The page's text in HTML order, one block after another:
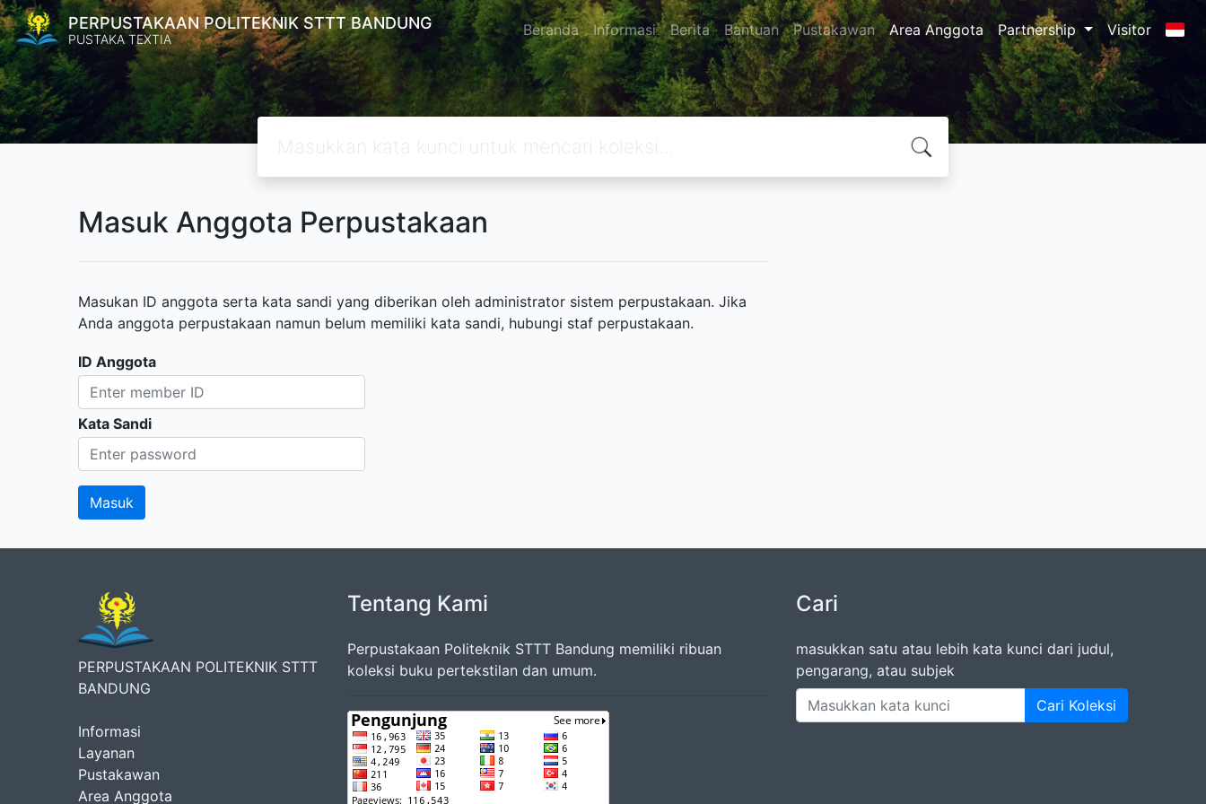
PERPUSTAKAAN POLITEKNIK STTT BANDUNG
PUSTAKA TEXTIA Beranda Informasi Berita Bantuan Pustakawan Area Anggota Partnership Visitor
Masuk Anggota Perpustakaan
Masukan ID anggota serta kata sandi yang diberikan oleh administrator sistem perpustakaan. Jika
Anda anggota perpustakaan namun belum memiliki kata sandi, hubungi staf perpustakaan.
ID Anggota
Kata Sandi
PERPUSTAKAAN POLITEKNIK STTT
BANDUNG
Informasi
Layanan
Pustakawan
Area Anggota
Tentang Kami
Perpustakaan Politeknik STTT Bandung memiliki ribuan
koleksi buku pertekstilan dan umum.
Cari
masukkan satu atau lebih kata kunci dari judul,
pengarang, atau subjek
Cari Koleksi